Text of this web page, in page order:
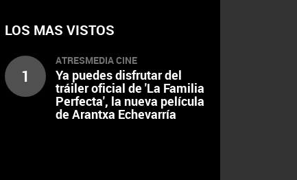
LOS MAS VISTOS
1
ATRESMEDIA CINE
Ya puedes disfrutar del
tráiler oficial de 'La Familia
Perfecta', la nueva película
de Arantxa Echevarría